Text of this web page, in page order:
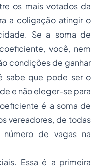
os mais votados da
a coligação atingir o
Se a soma de
você, nem
condições de ganhar
sabe que pode ser o
e não eleger-se para
é a soma de
vereadores, de todas
de vagas na
Essa é a primeira